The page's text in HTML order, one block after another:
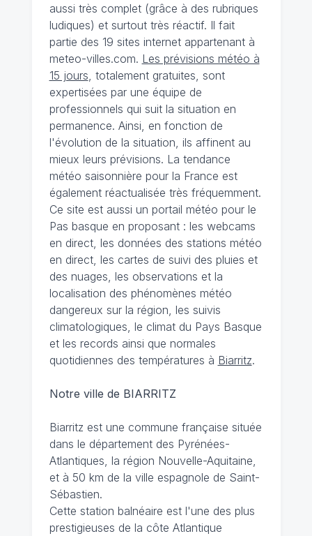
aussi très complet (grâce à des rubriques
ludiques) et surtout très réactif. Il fait
partie des 19 sites internet appartenant à
meteo-villes.com. Les prévisions météo à
15 jours , totalement gratuites, sont
expertisées par une équipe de
professionnels qui suit la situation en
permanence. Ainsi, en fonction de
l'évolution de la situation, ils affinent au
mieux leurs prévisions. La tendance
météo saisonnière pour la France est
également réactualisée très fréquemment.
Ce site est aussi un portail météo pour le
Pas basque en proposant : les webcams
en direct, les données des stations météo
en direct, les cartes de suivi des pluies et
des nuages, les observations et la
localisation des phénomènes météo
dangereux sur la région, les suivis
climatologiques, le climat du Pays Basque
et les records ainsi que normales
quotidiennes des températures à Biarritz.
Notre ville de BIARRITZ
Biarritz est une commune française située
dans le département des Pyrénées-
Atlantiques, la région Nouvelle-Aquitaine,
et à 50 km de la ville espagnole de Saint-
Sébastien.
Cette station balnéaire est l'une des plus
prestigieuses de la côte Atlantique